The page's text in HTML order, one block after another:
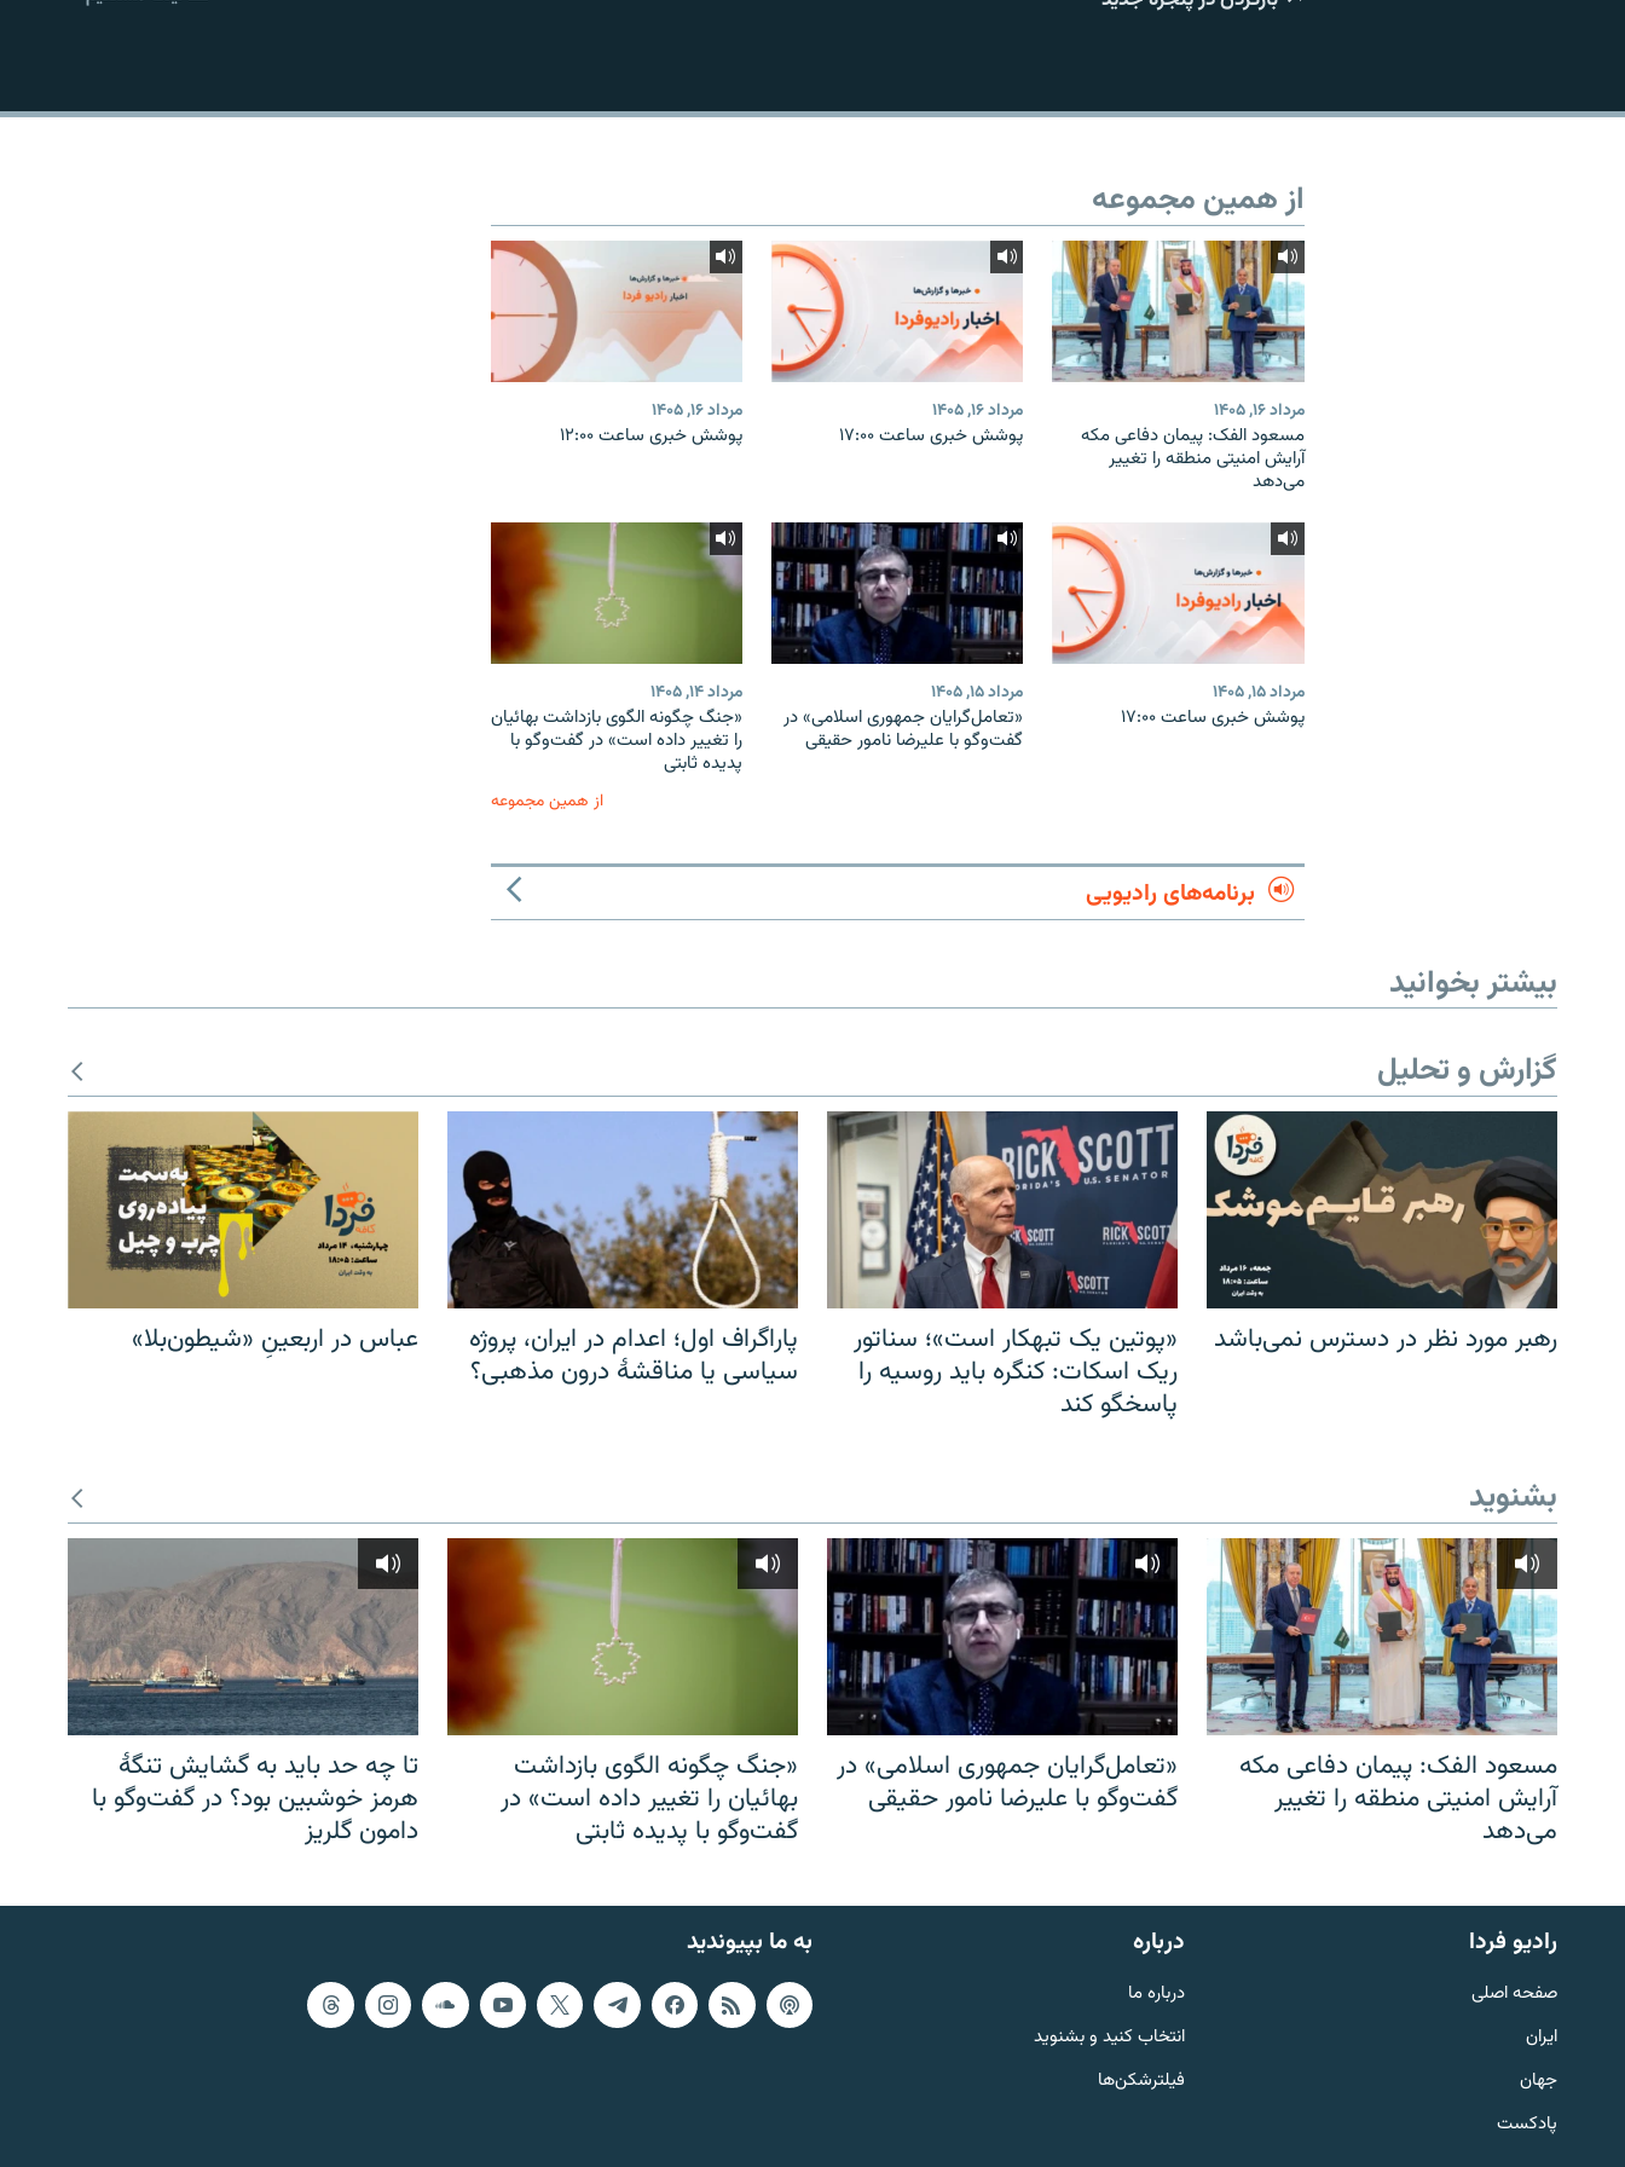
English
به ما بپیوندید
EMBED
از همین مجموعه
مرداد ۱۶, ۱۴۰۵
مسعود الفک: پیمان دفاعی مکه
آرایش امنیتی منطقه را تغییر
می‌دهد
مرداد ۱۶, ۱۴۰۵
پوشش خبری ساعت ۱۷:۰۰
مرداد ۱۶, ۱۴۰۵
پوشش خبری ساعت ۱۲:۰۰
مرداد ۱۵, ۱۴۰۵
پوشش خبری ساعت ۱۷:۰۰
مرداد ۱۵, ۱۴۰۵
«تعامل‌گرایان جمهوری اسلامی» در
گفت‌وگو با علیرضا نامور حقیقی
مرداد ۱۴, ۱۴۰۵
«جنگ چگونه الگوی بازداشت بهائیان
را تغییر داده است» در گفت‌وگو با
پدیده ثابتی
از همین مجموعه
برنامه‌های رادیویی
بیشتر بخوانید
گزارش و تحلیل
رهبر مورد نظر در دسترس نمی‌باشد
«پوتین یک تبهکار است»؛ سناتور
ریک اسکات: کنگره باید روسیه را
پاسخگو کند
پاراگراف اول؛ اعدام در ایران، پروژه
سیاسی یا مناقشهٔ درون مذهبی؟
عباس در اربعینِ «شیطون‌بلا»
بشنوید
مسعود الفک: پیمان دفاعی مکه
آرایش امنیتی منطقه را تغییر
می‌دهد
«تعامل‌گرایان جمهوری اسلامی» در
گفت‌وگو با علیرضا نامور حقیقی
«جنگ چگونه الگوی بازداشت
بهائیان را تغییر داده است» در
گفت‌وگو با پدیده ثابتی
تا چه حد باید به گشایش تنگهٔ
هرمز خوشبین بود؟ در گفت‌وگو با
دامون گلریز
به ما بپیوندید رادیو فردا
صفحه اصلی
ایران
جهان
پادکست
درباره
درباره ما
انتخاب کنید و بشنوید
فیلترشکن‌ها